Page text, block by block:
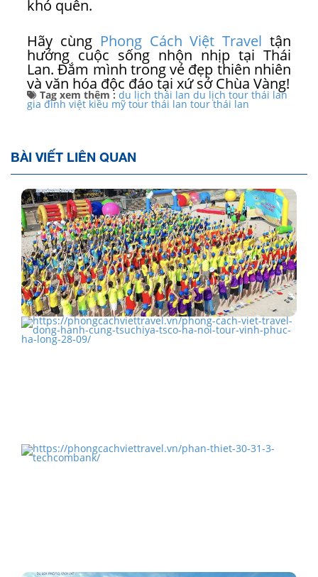
khó quên.
Hãy cùng Phong Cách Việt Travel tận
hưởng cuộc sống nhộn nhịp tại Thái
Lan. Đắm mình trong vẻ đẹp thiên nhiên
và văn hóa độc đáo tại xứ sở Chùa Vàng!
Tag xem thêm : du lịch thái lan du lịch tour thái lan
gia đình việt kiều mỹ tour thái lan tour thái lan
BÀI VIẾT LIÊN QUAN
Đoàn 886 khách Goldsun Food - Long Hải (18 -
Phong Cách Việt Travel đồng hành cùng TSUCHIYA